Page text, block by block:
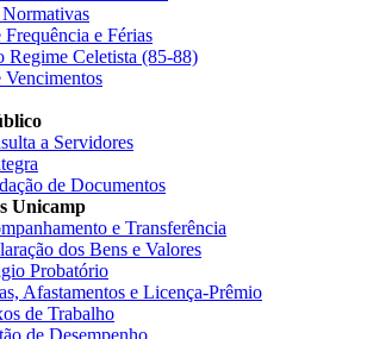
e Férias
Regime Celetista (85-88)
Vencimentos
a Servidores
de Documentos
Unicamp
e Transferência
dos Bens e Valores
Probatório
Afastamentos e Licença-Prêmio
de Trabalho
de Desempenho